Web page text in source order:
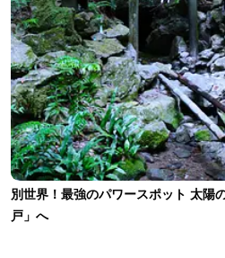
別世界！最強のパワースポット 太陽
戸」へ